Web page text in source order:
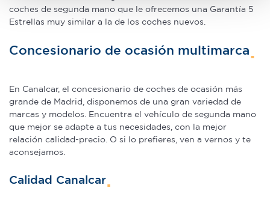
datos personales y establezca sus preferencias en la
sección de datos
consentimiento en cualquier momento en la Declaración
de cookies.
Las cookies de este sitio web se usan para personalizar
el contenido y los anuncios, ofrecer funciones de redes
sociales y analizar el tráfico. Además, compartimos
información sobre el uso que haga del sitio web con
nuestros partners de redes sociales, publicidad y análisis
web, quienes pueden combinarla con otra información
partir del uso que haya hecho de sus servicios.
coches de segunda mano que le ofrecemos una Garantía 5
Estrellas muy similar a la de los coches nuevos.
Concesionario de ocasión multimarca
En Canalcar, el concesionario de coches de ocasión más
grande de Madrid, disponemos de una gran variedad de
marcas y modelos. Encuentra el vehículo de segunda mano
que mejor se adapte a tus necesidades, con la mejor
relación calidad-precio. O si lo prefieres, ven a vernos y te
aconsejamos.
Calidad Canalcar